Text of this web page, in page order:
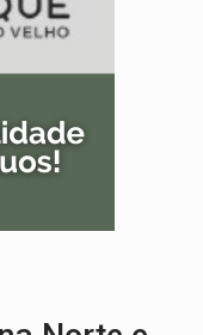
suposto ataque com perfis
fratura após mulher
e as nuvens no céu de Rondônia –
reduz pena de Acir Gurgacz e declara